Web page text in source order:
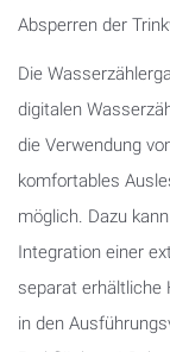
Absperren der
Die
digitalen
die Verwendung
komfortables
möglich. Dazu
Integration einer
separat erhältliche
in den